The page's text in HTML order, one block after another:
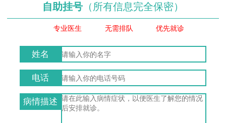
自助挂号 （所有信息完全保密）
专业医生 无需排队 优先就诊
姓名
电话
病情描述